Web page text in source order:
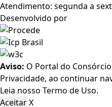
Atendimento: segunda a
Desenvolvido por
Aviso: O Portal do
Privacidade, ao continuar
Leia nosso Termo de Uso.
AceitarX